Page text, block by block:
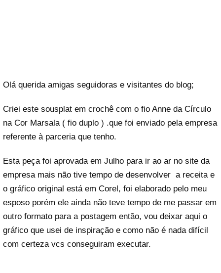
Olá querida amigas seguidoras e visitantes do blog;
Criei este sousplat em crochê com o fio Anne da Círculo
na Cor Marsala ( fio duplo ) .que foi enviado pela empresa
referente à parceria que tenho.
Esta peça foi aprovada em Julho para ir ao ar no site da
empresa mais não tive tempo de desenvolver a receita e
o gráfico original está em Corel, foi elaborado pelo meu
esposo porém ele ainda não teve tempo de me passar em
outro formato para a postagem então, vou deixar aqui o
gráfico que usei de inspiração e como não é nada difícil
com certeza vcs conseguiram executar.